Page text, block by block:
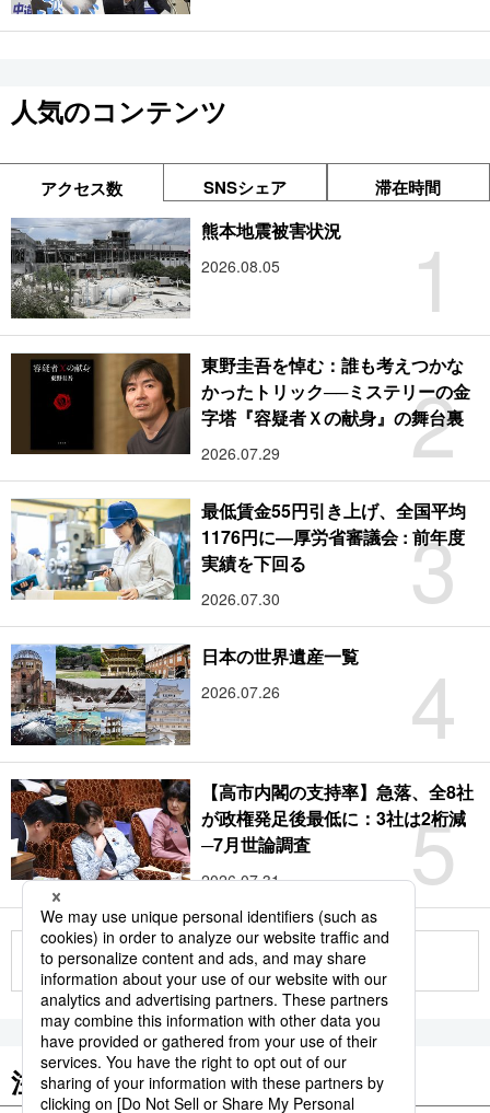
人気のコンテンツ
アクセス数 SNSシェア 滞在時間
1
熊本地震被害状況
2026.08.05
2
東野圭吾を悼む：誰も考えつかな
かったトリック──ミステリーの金
字塔『容疑者Ｘの献身』の舞台裏
2026.07.29
3
最低賃金55円引き上げ、全国平均
1176円に―厚労省審議会 : 前年度
実績を下回る
2026.07.30
4
日本の世界遺産一覧
2026.07.26
5
【高市内閣の支持率】急落、全8社
が政権発足後最低に：3社は2桁減
─7月世論調査
2026.07.31
もっと見る
注目のキーワード